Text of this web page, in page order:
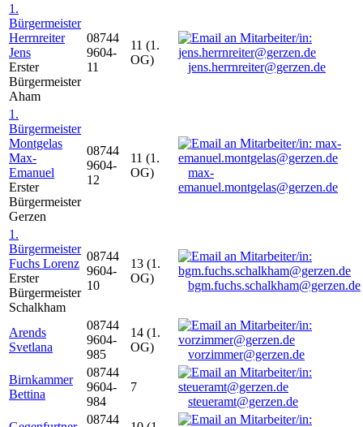
1.
Bürgermeister
Herrnreiter
Jens
Erster
Bürgermeister
Aham
08744
9604-
11
11 (1.
OG)
jens.herrnreiter@gerzen.de
1.
Bürgermeister
Montgelas
Max-
Emanuel
Erster
Bürgermeister
Gerzen
08744
9604-
12
11 (1.
OG)
max-
emanuel.montgelas@gerzen.de
1.
Bürgermeister
Fuchs Lorenz
Erster
Bürgermeister
Schalkham
08744
9604-
10
13 (1.
OG)
bgm.fuchs.schalkham@gerzen.de
Arends
Svetlana
08744
9604-
985
14 (1.
OG)
vorzimmer@gerzen.de
Birnkammer
Bettina
08744
9604-
984
7
steueramt@gerzen.de
08744